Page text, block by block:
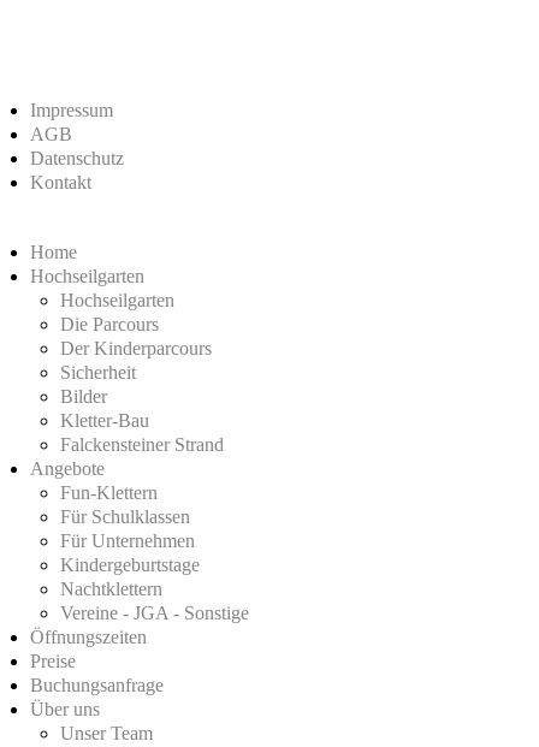
Impressum
AGB
Datenschutz
Kontakt
Home
Hochseilgarten
Hochseilgarten
Die Parcours
Der Kinderparcours
Sicherheit
Bilder
Kletter-Bau
Falckensteiner Strand
Angebote
Fun-Klettern
Für Schulklassen
Für Unternehmen
Kindergeburtstage
Nachtklettern
Vereine - JGA - Sonstige
Öffnungszeiten
Preise
Buchungsanfrage
Über uns
Unser Team